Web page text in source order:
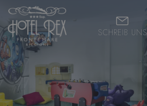
SCHREIB UNS